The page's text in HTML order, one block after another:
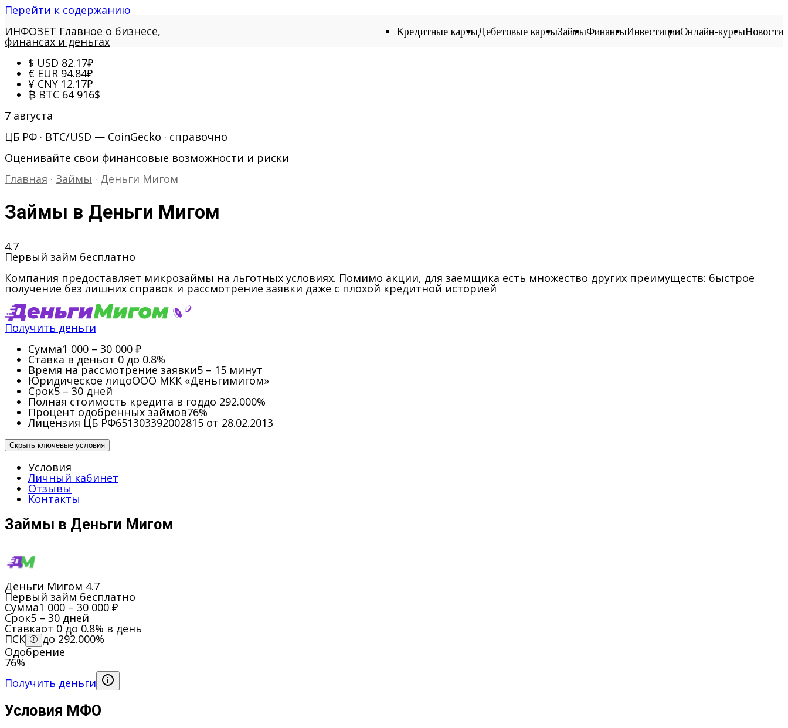
Перейти к содержанию
ИНФОЗЕТ Главное о бизнесе,
финансах и деньгах
Кредитные картыДебетовые картыЗаймыФинансыИнвестицииОнлайн-курсыНовости
$ USD 82.17₽
€ EUR 94.84₽
¥ CNY 12.17₽
₿ BTC 64 916$
7 августа
ЦБ РФ · BTC/USD — CoinGecko · справочно
Оценивайте свои финансовые возможности и риски
Главная · Займы · Деньги Мигом
Займы в Деньги Мигом
4.7
Первый займ бесплатно
Компания предоставляет микрозаймы на льготных условиях. Помимо акции, для заемщика есть множество других преимуществ: быстрое
получение без лишних справок и рассмотрение заявки даже с плохой кредитной историей
Получить деньги
Сумма1 000 – 30 000 ₽
Ставка в деньот 0 до 0.8%
Время на рассмотрение заявки5 – 15 минут
Юридическое лицоООО МКК «Деньгимигом»
Срок5 – 30 дней
Полная стоимость кредита в годдо 292.000%
Процент одобренных займов76%
Лицензия ЦБ РФ651303392002815 от 28.02.2013
Скрыть ключевые условия
Условия
Личный кабинет
Отзывы
Контакты
Займы в Деньги Мигом
Деньги Мигом 4.7
Первый займ бесплатно
Сумма1 000 – 30 000 ₽
Срок5 – 30 дней
Ставкаот 0 до 0.8% в день
ПСК
до 292.000%
Одобрение
76%
Получить деньги
Условия МФО